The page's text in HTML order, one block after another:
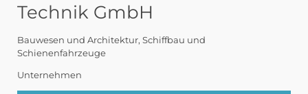
Technik GmbH
Bauwesen und Architektur Schiffbau und
Schienenfahrzeuge
Unternehmen